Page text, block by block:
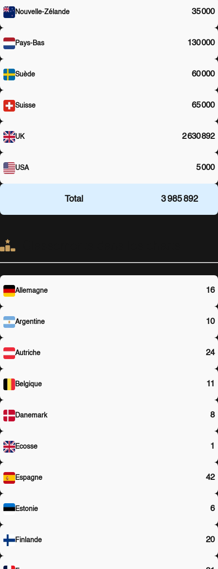
Nouvelle-Zélande 35 000
Pays-Bas 130 000
Suède 60 000
Suisse 65 000
UK 2 630 892
USA 5 000
Total 3 985 892
Allemagne 16
Argentine 10
Autriche 24
Belgique 11
Danemark 8
Ecosse 1
Espagne 42
Estonie 6
Finlande 20